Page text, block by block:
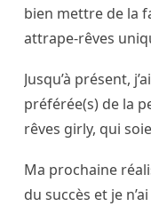
bien mettre de la
attrape-rêves
Jusqu’à présent,
préférée(s) de la
rêves girly, qui
Ma prochaine
du succès et je